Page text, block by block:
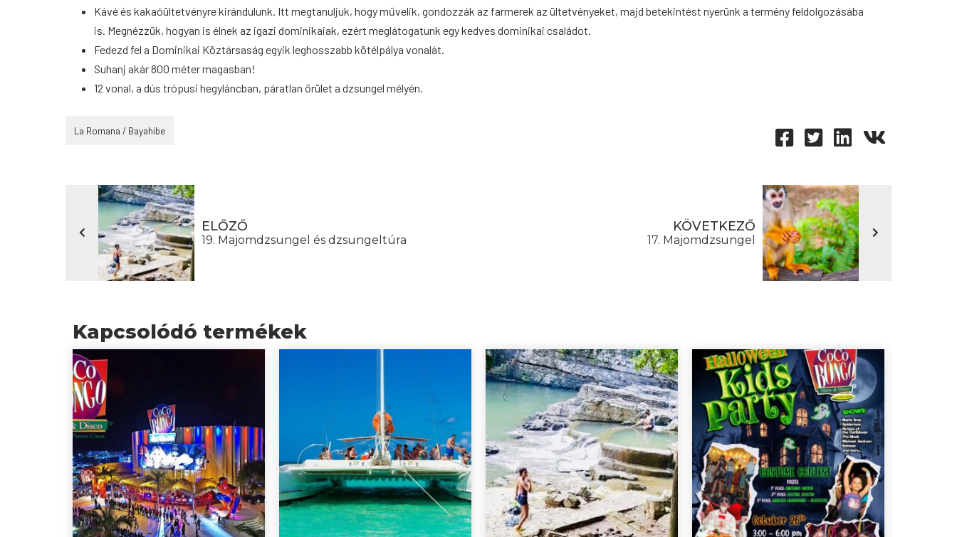
Kávé és kakaóültetvényre kirándulunk. Itt megtanuljuk, hogy művelik, gondozzák az farmerek az ültetvényeket, majd betekintést nyerünk a termény feldolgozásába
is. Megnézzük, hogyan is élnek az igazi dominikaiak, ezért meglátogatunk egy kedves dominikai családot.
Fedezd fel a Dominikai Köztársaság egyik leghosszabb kötélpálya vonalát.
Suhanj akár 800 méter magasban!
12 vonal, a dús trópusi hegyláncban, páratlan őrület a dzsungel mélyén.
La Romana / Bayahibe
ELŐZŐ
19. Majomdzsungel és dzsungeltúra
KÖVETKEZŐ
17. Majomdzsungel
Kapcsolódó termékek